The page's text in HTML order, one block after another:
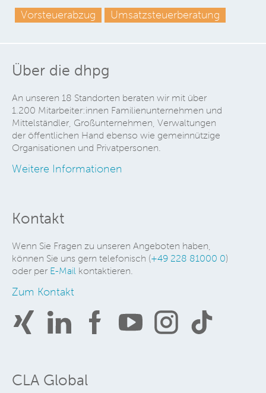
Vorsteuerabzug Umsatzsteuerberatung
Über die dhpg
An unseren 18 Standorten beraten wir mit über
1.200 Mitarbeiter:innen Familienunternehmen und
Mittelständler, Großunternehmen, Verwaltungen
der öffentlichen Hand ebenso wie gemeinnützige
Organisationen und Privatpersonen.
Weitere Informationen
Kontakt
Wenn Sie Fragen zu unseren Angeboten haben,
können Sie uns gern telefonisch (+49 228 81000 0)
oder per E-Mail kontaktieren.
Zum Kontakt
CLA Global